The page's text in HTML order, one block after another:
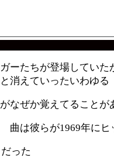
ーたちが登場してい
消えていったいわゆる
なぜか覚えてることが
曲は彼らが1969年にヒ
った